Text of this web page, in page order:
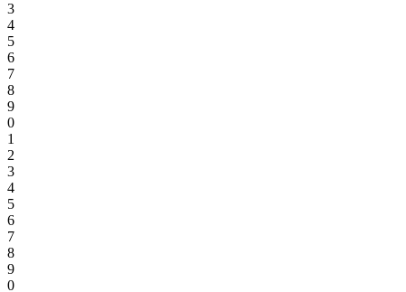
3
4
5
6
7
8
9
0
1
2
3
4
5
6
7
8
9
0